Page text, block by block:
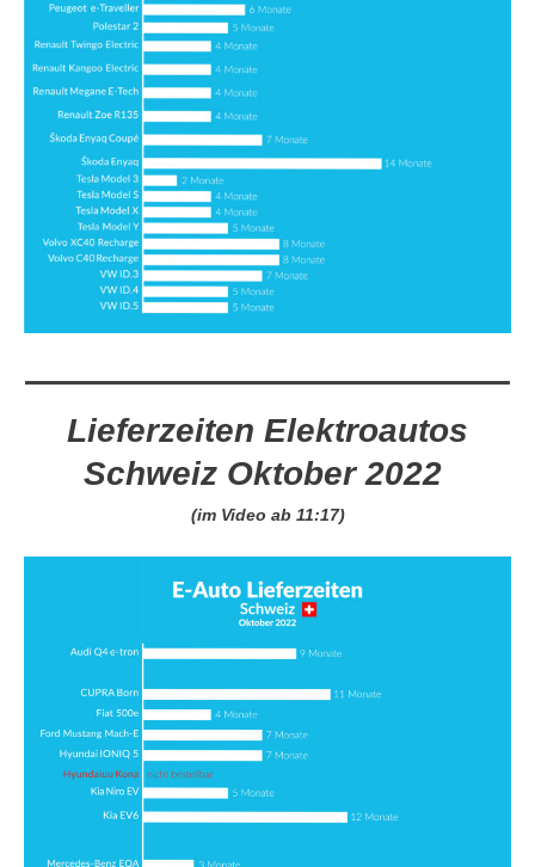
Lieferzeiten Elektroautos
Schweiz Oktober 2022
(im Video ab 11:17)